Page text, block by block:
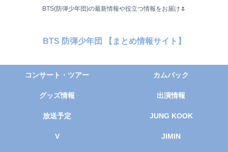
BTS(防弾少年団)の最新情報や役立つ情報をお届け🌷
BTS 防弾少年団 【まとめ情報サイト】
コンサート・ツアー カムバック
グッズ情報 出演情報
放送予定 JUNG KOOK
V JIMIN